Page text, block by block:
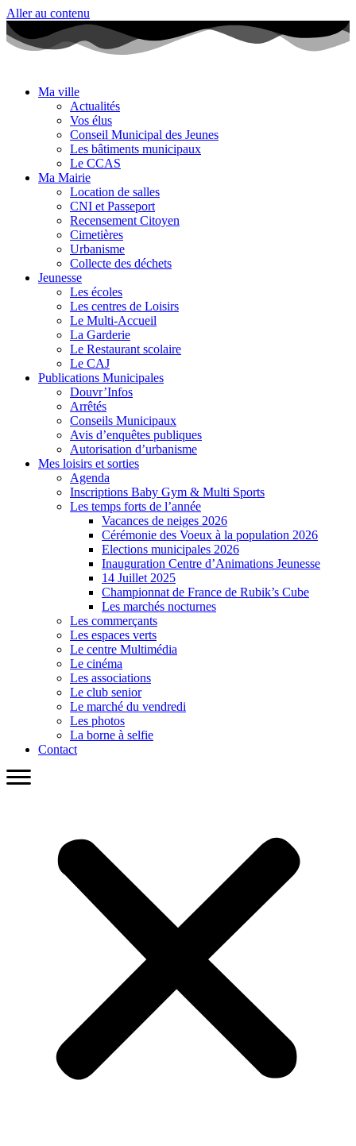
Aller au contenu
Ma ville
Actualités
Vos élus
Conseil Municipal des Jeunes
Les bâtiments municipaux
Le CCAS
Ma Mairie
Location de salles
CNI et Passeport
Recensement Citoyen
Cimetières
Urbanisme
Collecte des déchets
Jeunesse
Les écoles
Les centres de Loisirs
Le Multi-Accueil
La Garderie
Le Restaurant scolaire
Le CAJ
Publications Municipales
Douvr’Infos
Arrêtés
Conseils Municipaux
Avis d’enquêtes publiques
Autorisation d’urbanisme
Mes loisirs et sorties
Agenda
Inscriptions Baby Gym & Multi Sports
Les temps forts de l’année
Vacances de neiges 2026
Cérémonie des Voeux à la population 2026
Elections municipales 2026
Inauguration Centre d’Animations Jeunesse
14 Juillet 2025
Championnat de France de Rubik’s Cube
Les marchés nocturnes
Les commerçants
Les espaces verts
Le centre Multimédia
Le cinéma
Les associations
Le club senior
Le marché du vendredi
Les photos
La borne à selfie
Contact